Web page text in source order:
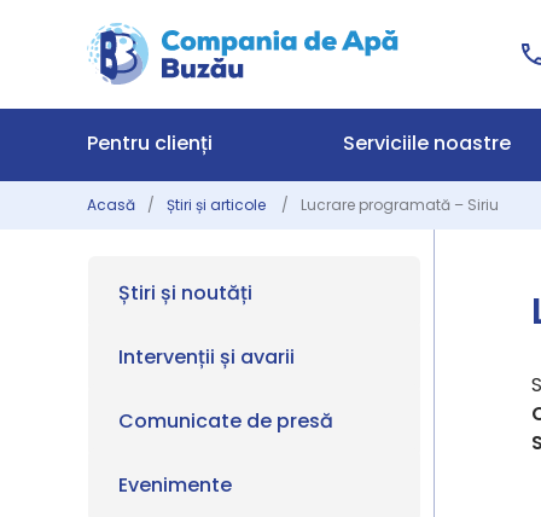
Pentru clienți Serviciile noastre
Acasă Știri și articole Lucrare programată – Siriu
Știri și noutăți
Intervenții și avarii
Comunicate de presă
Evenimente